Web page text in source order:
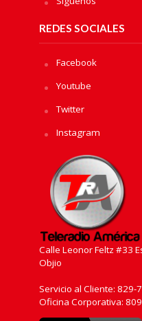
REDES SOCIALES
Facebook
Youtube
Twitter
Instagram
Calle Leonor Feltz #33
Objio
Servicio al Cliente: 829-
Oficina Corporativa: